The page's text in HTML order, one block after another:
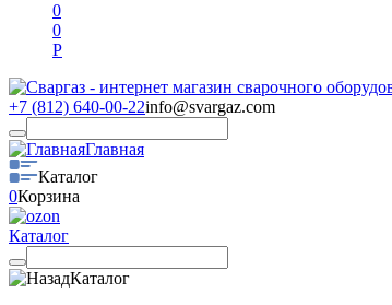
0
0
Р
+7 (812) 640-00-22info@svargaz.com
Главная
Каталог
0Корзина
Каталог
Каталог